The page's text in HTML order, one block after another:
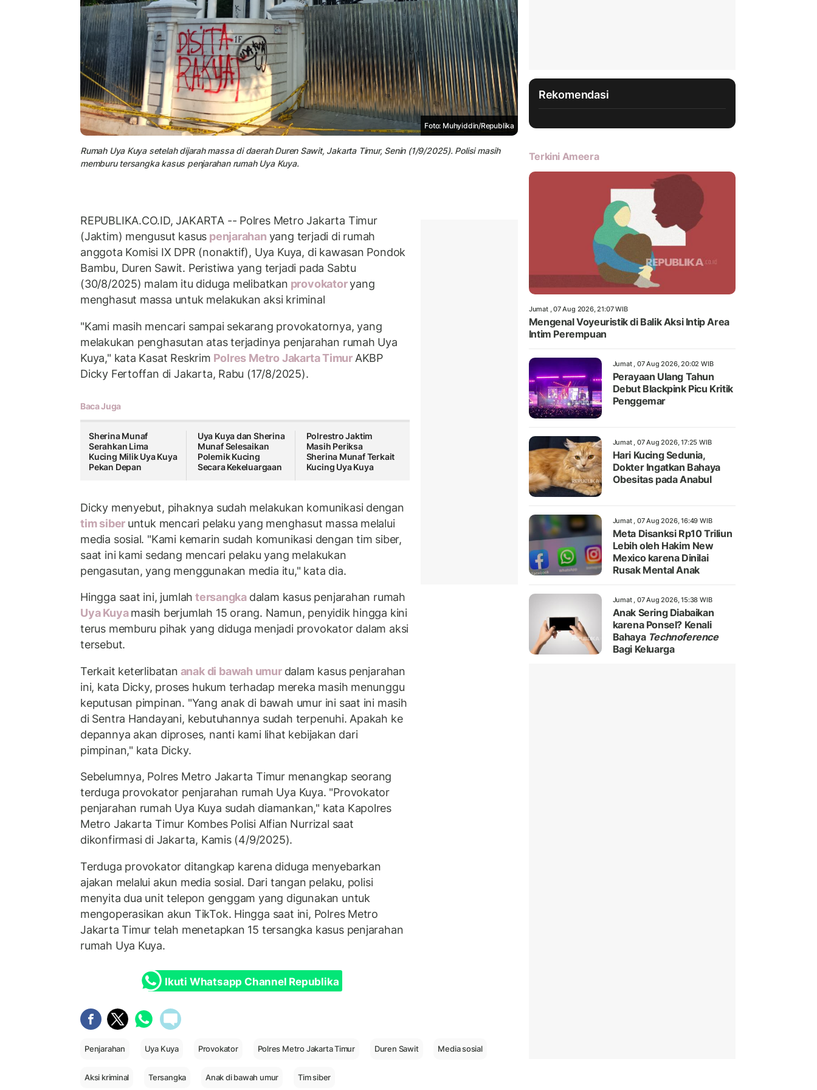
Foto: Muhyiddin/Republika
Rumah Uya Kuya setelah dijarah massa di daerah Duren Sawit, Jakarta Timur, Senin (1/9/2025). Polisi masih
memburu tersangka kasus penjarahan rumah Uya Kuya.
REPUBLIKA.CO.ID, JAKARTA -- Polres Metro Jakarta Timur
(Jaktim) mengusut kasus penjarahan yang terjadi di rumah
anggota Komisi IX DPR (nonaktif), Uya Kuya, di kawasan Pondok
Bambu, Duren Sawit. Peristiwa yang terjadi pada Sabtu
(30/8/2025) malam itu diduga melibatkan provokatoryang
menghasut massa untuk melakukan aksi kriminal
"Kami masih mencari sampai sekarang provokatornya, yang
melakukan penghasutan atas terjadinya penjarahan rumah Uya
Kuya," kata Kasat Reskrim Polres Metro Jakarta Timur AKBP
Dicky Fertoffan di Jakarta, Rabu (17/8/2025).
Baca Juga
Sherina Munaf
Serahkan Lima
Kucing Milik Uya Kuya
Pekan Depan
Uya Kuya dan Sherina
Munaf Selesaikan
Polemik Kucing
Secara Kekeluargaan
Polrestro Jaktim
Masih Periksa
Sherina Munaf Terkait
Kucing Uya Kuya
Dicky menyebut, pihaknya sudah melakukan komunikasi dengan
tim siber untuk mencari pelaku yang menghasut massa melalui
media sosial. "Kami kemarin sudah komunikasi dengan tim siber,
saat ini kami sedang mencari pelaku yang melakukan
pengasutan, yang menggunakan media itu," kata dia.
Hingga saat ini, jumlah tersangka dalam kasus penjarahan rumah
Uya Kuyamasih berjumlah 15 orang. Namun, penyidik hingga kini
terus memburu pihak yang diduga menjadi provokator dalam aksi
tersebut.
Terkait keterlibatan anak di bawah umur dalam kasus penjarahan
ini, kata Dicky, proses hukum terhadap mereka masih menunggu
keputusan pimpinan. "Yang anak di bawah umur ini saat ini masih
di Sentra Handayani, kebutuhannya sudah terpenuhi. Apakah ke
depannya akan diproses, nanti kami lihat kebijakan dari
pimpinan," kata Dicky.
Sebelumnya, Polres Metro Jakarta Timur menangkap seorang
terduga provokator penjarahan rumah Uya Kuya. "Provokator
penjarahan rumah Uya Kuya sudah diamankan," kata Kapolres
Metro Jakarta Timur Kombes Polisi Alfian Nurrizal saat
dikonfirmasi di Jakarta, Kamis (4/9/2025).
Terduga provokator ditangkap karena diduga menyebarkan
ajakan melalui akun media sosial. Dari tangan pelaku, polisi
menyita dua unit telepon genggam yang digunakan untuk
mengoperasikan akun TikTok. Hingga saat ini, Polres Metro
Jakarta Timur telah menetapkan 15 tersangka kasus penjarahan
rumah Uya Kuya.
Ikuti Whatsapp Channel Republika
Penjarahan Uya Kuya Provokator Polres Metro Jakarta Timur Duren Sawit Media sosial
Aksi kriminal Tersangka Anak di bawah umur Tim siber
Rekomendasi
Terkini Ameera
Jumat , 07 Aug 2026, 21:07 WIB
Mengenal Voyeuristik di Balik Aksi Intip Area
Intim Perempuan
Jumat , 07 Aug 2026, 20:02 WIB
Perayaan Ulang Tahun
Debut Blackpink Picu Kritik
Penggemar
Jumat , 07 Aug 2026, 17:25 WIB
Hari Kucing Sedunia,
Dokter Ingatkan Bahaya
Obesitas pada Anabul
Jumat , 07 Aug 2026, 16:49 WIB
Meta Disanksi Rp10 Triliun
Lebih oleh Hakim New
Mexico karena Dinilai
Rusak Mental Anak
Jumat , 07 Aug 2026, 15:38 WIB
Anak Sering Diabaikan
karena Ponsel? Kenali
Bahaya Technoference
Bagi Keluarga